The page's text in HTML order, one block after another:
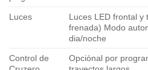
Luces
Luces LED frontal y
frenada) Modo
dia/noche
Control de
Opciónal por